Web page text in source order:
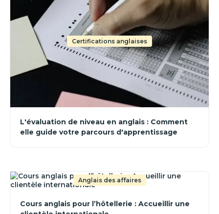
Certifications anglaises
L'évaluation de niveau en anglais : Comment
elle guide votre parcours d'apprentissage
Anglais des affaires
Cours anglais pour l’hôtellerie : Accueillir une